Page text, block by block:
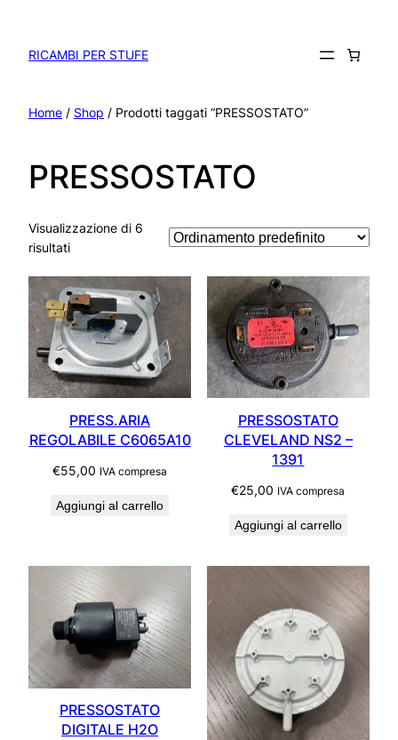
contenuto
RICAMBI PER STUFE
Home / Shop / Prodotti taggati “PRESSOSTATO”
PRESSOSTATO
Visualizzazione di 6
risultati
PRESS.ARIA
REGOLABILE C6065A10
€55,00 IVA compresa
Aggiungi al carrello
PRESSOSTATO
CLEVELAND NS2 –
1391
€25,00 IVA compresa
Aggiungi al carrello
PRESSOSTATO
DIGITALE H2O